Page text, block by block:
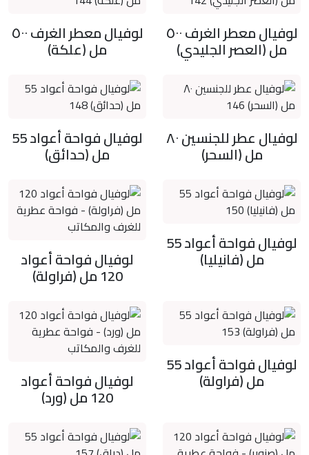
لوفيال معطر الغرف ٥٠٠
مل (العصر الجليدي)
لوفيال معطر الغرف ٥٠٠
مل (علكة)
لوفيال عطر للجنسين ٨٠
مل (السحر)
لوفيال فواحة أعواد 55
مل (حدائق)
لوفيال فواحة أعواد 55
مل (فانيليا) لوفيال فواحة أعواد
120 مل (فراولة)
لوفيال فواحة أعواد 55
مل (فراولة) لوفيال فواحة أعواد
120 مل (ورد)